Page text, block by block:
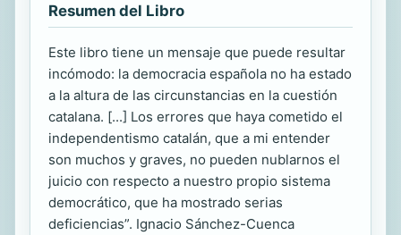
Resumen del Libro
Este libro tiene un mensaje que puede resultar
incómodo: la democracia española no ha estado
a la altura de las circunstancias en la cuestión
catalana. [...] Los errores que haya cometido el
independentismo catalán, que a mi entender
son muchos y graves, no pueden nublarnos el
juicio con respecto a nuestro propio sistema
democrático, que ha mostrado serias
deficiencias”. Ignacio Sánchez-Cuenca